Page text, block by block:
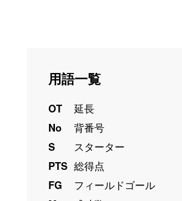
用語一覧
OT
延長
No
背番号
S
スターター
PTS 総得点
FG
フィールドゴール